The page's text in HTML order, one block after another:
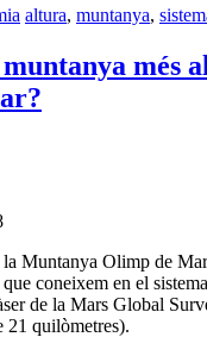
altura, muntanya,
més
Muntanya Olimp de
coneixem en el
de la Mars Global
21 quilòmetres).